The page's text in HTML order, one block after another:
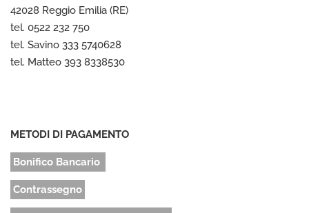
42028 Reggio Emilia (RE)
tel. 0522 232 750
tel. Savino 333 5740628
tel. Matteo 393 8338530
METODI DI PAGAMENTO
Bonifico Bancario
Contrassegno